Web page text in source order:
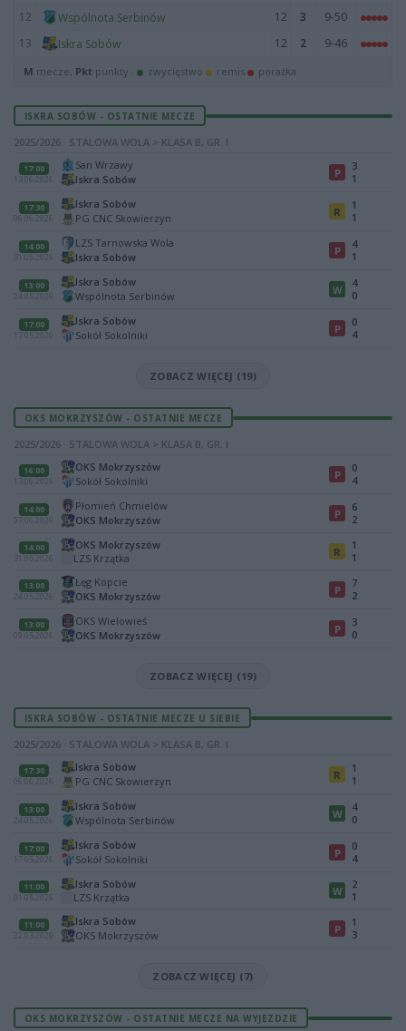
12
Wspólnota Serbinów 12 3
9-50
13
Iskra Sobów 12 2 9-46
M mecze, Pkt punkty · zwycięstwo remis porażka
ISKRA SOBÓW - OSTATNIE MECZE
2025/2026 · STALOWA WOLA > KLASA B, GR. I
17:00
13.06.2026
San Wrzawy
Iskra Sobów
P
3
1
17:30
06.06.2026
Iskra Sobów
PG CNC Skowierzyn
R
1
1
14:00
31.05.2026
LZS Tarnowska Wola
Iskra Sobów
P
4
1
13:00
24.05.2026
Iskra Sobów
Wspólnota Serbinów
W
4
0
17:00
17.05.2026
Iskra Sobów
Sokół Sokolniki
P
0
4
ZOBACZ WIĘCEJ (19)
OKS MOKRZYSZÓW - OSTATNIE MECZE
2025/2026 · STALOWA WOLA > KLASA B, GR. I
16:00
13.06.2026
OKS Mokrzyszów
Sokół Sokolniki
P
0
4
14:00
07.06.2026
Płomień Chmielów
OKS Mokrzyszów
P
6
2
14:00
31.05.2026
OKS Mokrzyszów
LZS Krzątka
R
1
1
13:00
24.05.2026
Łęg Kopcie
OKS Mokrzyszów
P
7
2
13:00
09.05.2026
OKS Wielowieś
OKS Mokrzyszów
P
3
0
ZOBACZ WIĘCEJ (19)
ISKRA SOBÓW - OSTATNIE MECZE U SIEBIE
2025/2026 · STALOWA WOLA > KLASA B, GR. I
17:30
06.06.2026
Iskra Sobów
PG CNC Skowierzyn
R
1
1
13:00
24.05.2026
Iskra Sobów
Wspólnota Serbinów
W
4
0
17:00
17.05.2026
Iskra Sobów
Sokół Sokolniki
P
0
4
11:00
01.05.2026
Iskra Sobów
LZS Krzątka
W
2
1
11:00
22.03.2026
Iskra Sobów
OKS Mokrzyszów
P
1
3
ZOBACZ WIĘCEJ (7)
OKS MOKRZYSZÓW - OSTATNIE MECZE NA WYJEZDZIE